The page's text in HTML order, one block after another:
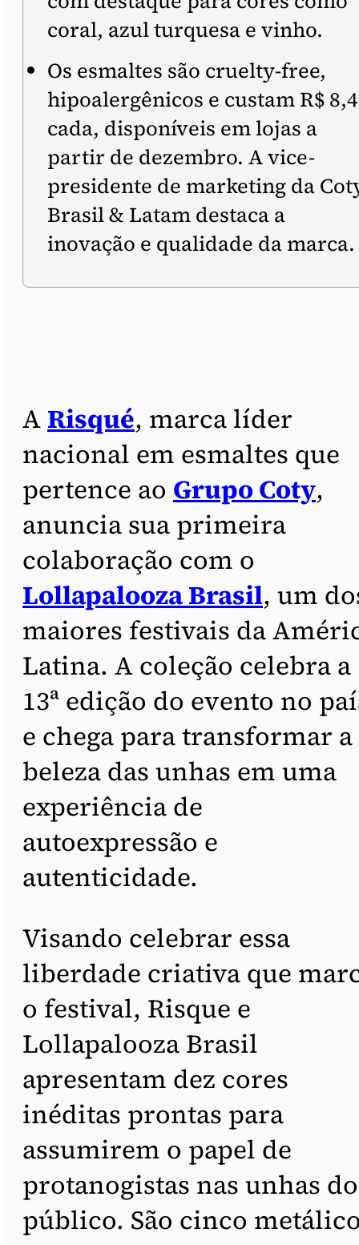
coral, azul turquesa e vinho.
Os esmaltes são cruelty-free,
hipoalergênicos e custam R$
cada, disponíveis em lojas a
partir de dezembro. A vice-
presidente de marketing da
Brasil & Latam destaca a
inovação e qualidade da marca.
A Risqué, marca líder
nacional em esmaltes que
pertence ao Grupo Coty,
anuncia sua primeira
colaboração com o
Lollapalooza Brasil, um
maiores festivais da
Latina. A coleção celebra a
13ª edição do evento no
e chega para transformar a
beleza das unhas em uma
experiência de
autoexpressão e
autenticidade.
Visando celebrar essa
liberdade criativa que
o festival, Risque e
Lollapalooza Brasil
apresentam dez cores
inéditas prontas para
assumirem o papel de
protanogistas nas unhas do
público. São cinco